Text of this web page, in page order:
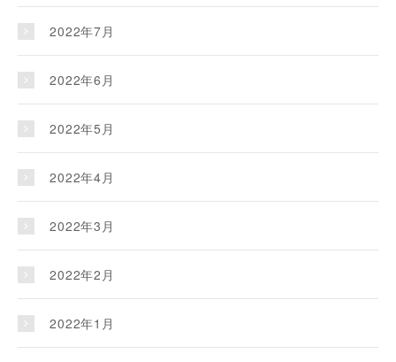
2022年7月
2022年6月
2022年5月
2022年4月
2022年3月
2022年2月
2022年1月